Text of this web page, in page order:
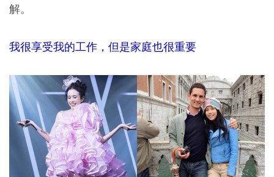
解。
我很享受我的工作，但是家庭也很重要